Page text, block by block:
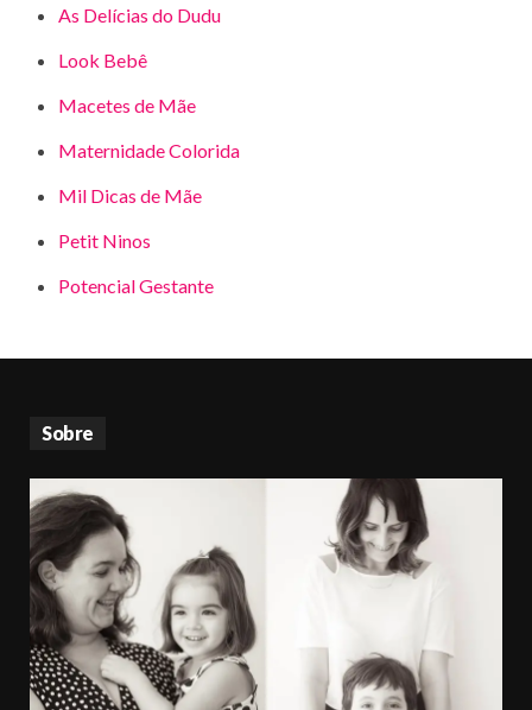
As Delícias do Dudu
Look Bebê
Macetes de Mãe
Maternidade Colorida
Mil Dicas de Mãe
Petit Ninos
Potencial Gestante
Sobre